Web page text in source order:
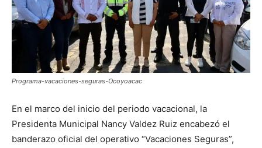
Programa-vacaciones-seguras-Ocoyoacac
En el marco del inicio del periodo vacacional, la
Presidenta Municipal Nancy Valdez Ruiz encabezó el
banderazo oficial del operativo “Vacaciones Seguras”,